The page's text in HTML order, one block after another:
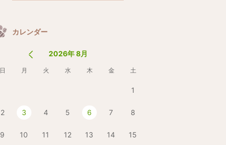
カレンダー
2026年 8月
日 月 火 水 木 金 土
1
2 3 4 5 6 7 8
9 10 11 12 13 14 15